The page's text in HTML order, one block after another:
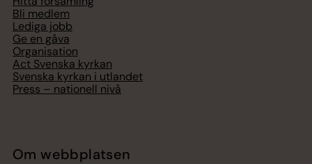
Bli medlem
Lediga jobb
Ge en gåva
Organisation
Act Svenska kyrkan
Svenska kyrkan i utlandet
Press – nationell nivå
Om webbplatsen